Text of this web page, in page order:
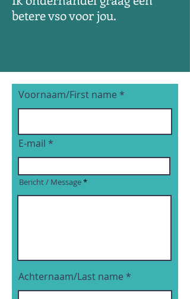
betere vso voor jou.
Voornaam/First name
E-mail
Bericht / Message
Achternaam/Last name